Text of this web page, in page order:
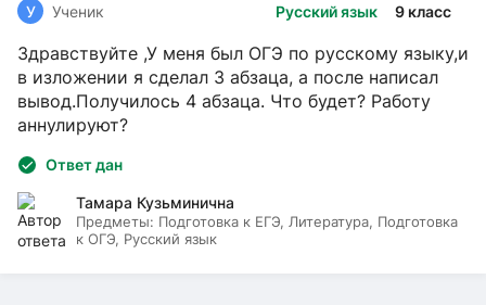
Русский язык 9 класс
У Ученик
Здравствуйте ,У меня был ОГЭ по русскому языку,и
в изложении я сделал 3 абзаца, а после написал
вывод.Получилось 4 абзаца. Что будет? Работу
аннулируют?
Ответ дан
Тамара Кузьминична
Предметы: Подготовка к ЕГЭ, Литература, Подготовка
к ОГЭ, Русский язык